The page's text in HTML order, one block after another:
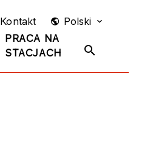
PRACA NA
STACJACH
Kontakt Polski